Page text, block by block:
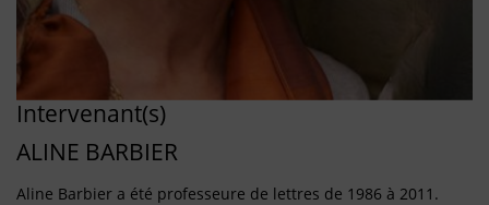
Intervenant(s)
ALINE BARBIER
Aline Barbier a été professeure de lettres de 1986 à 2011.